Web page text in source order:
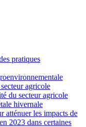
pratiques
agricole
du secteur agricole
hivernale
atténuer les impacts de
2023 dans certaines